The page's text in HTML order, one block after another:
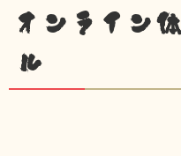
オンライン
ル